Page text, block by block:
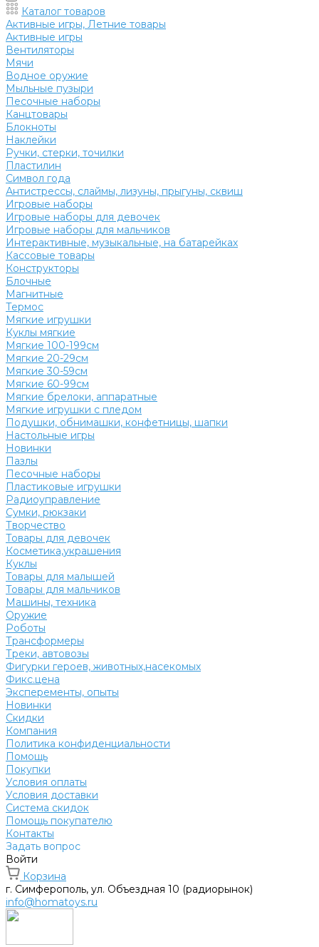
Каталог товаров
Активные игры, Летние товары
Активные игры
Вентиляторы
Мячи
Водное оружие
Мыльные пузыри
Песочные наборы
Канцтовары
Блокноты
Наклейки
Ручки, стерки, точилки
Пластилин
Символ года
Антистрессы, слаймы, лизуны, прыгуны, сквиш
Игровые наборы
Игровые наборы для девочек
Игровые наборы для мальчиков
Интерактивные, музыкальные, на батарейках
Кассовые товары
Конструкторы
Блочные
Магнитные
Термос
Мягкие игрушки
Куклы мягкие
Мягкие 100-199см
Мягкие 20-29см
Мягкие 30-59см
Мягкие 60-99см
Мягкие брелоки, аппаратные
Мягкие игрушки с пледом
Подушки, обнимашки, конфетницы, шапки
Настольные игры
Новинки
Пазлы
Песочные наборы
Пластиковые игрушки
Радиоуправление
Сумки, рюкзаки
Творчество
Товары для девочек
Косметика,украшения
Куклы
Товары для малышей
Товары для мальчиков
Машины, техника
Оружие
Роботы
Трансформеры
Треки, автовозы
Фигурки героев, животных,насекомых
Фикс.цена
Эксперементы, опыты
Новинки
Скидки
Компания
Политика конфиденциальности
Помощь
Покупки
Условия оплаты
Условия доставки
Система скидок
Помощь покупателю
Контакты
Задать вопрос
Войти
Корзина
г. Симферополь, ул. Объездная 10 (радиорынок)
info@homatoys.ru